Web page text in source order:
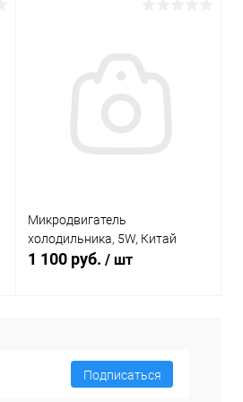
Микродвигатель
холодильника, 5W, Китай
1 100 руб. / шт
Подписаться